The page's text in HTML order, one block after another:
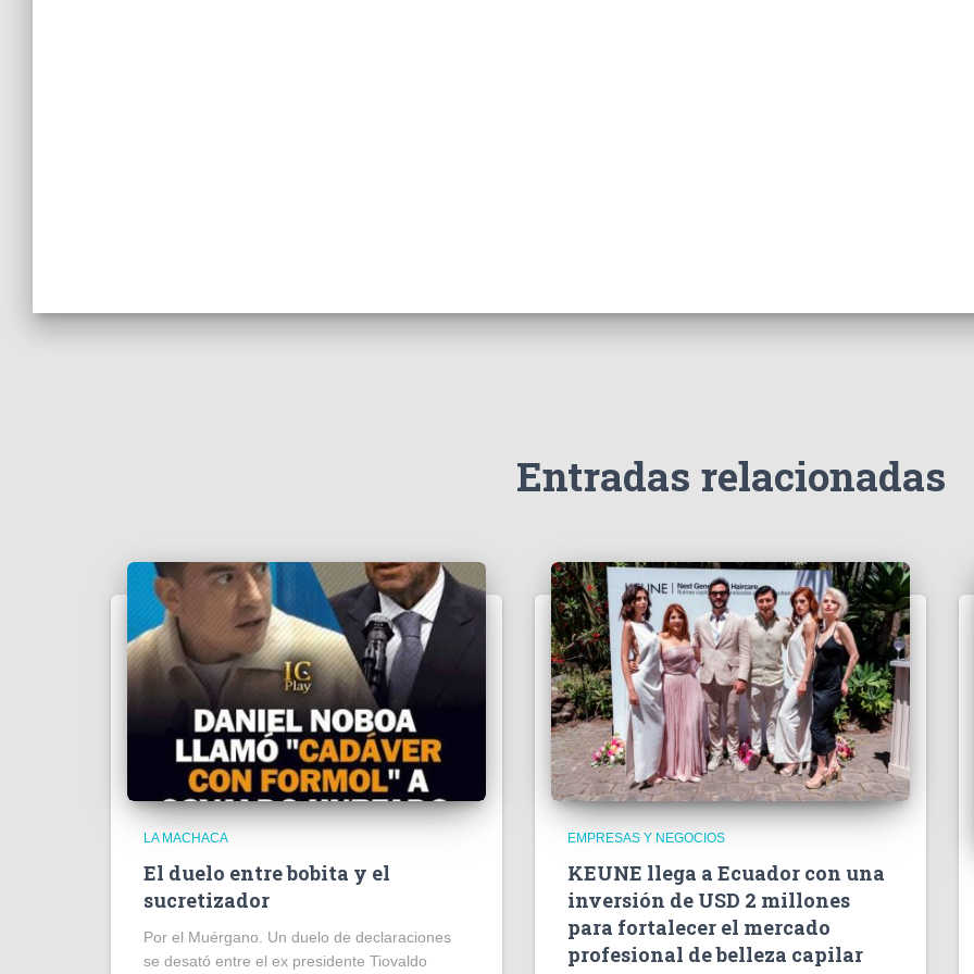
Entradas relacionadas
LA MACHACA
El duelo entre bobita y el
sucretizador
Por el Muérgano. Un duelo de declaraciones
se desató entre el ex presidente Tiovaldo
EMPRESAS Y NEGOCIOS
KEUNE llega a Ecuador con una
inversión de USD 2 millones
para fortalecer el mercado
profesional de belleza capilar